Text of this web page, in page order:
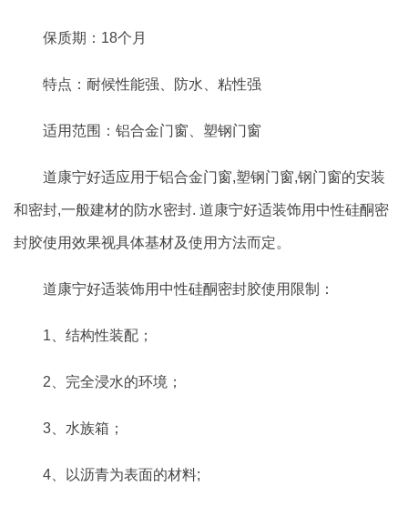
保质期：18个月
特点：耐候性能强、防水、粘性强
适用范围：铝合金门窗、塑钢门窗
道康宁好适应用于铝合金门窗,塑钢门窗,钢门窗的安装
和密封,一般建材的防水密封. 道康宁好适装饰用中性硅酮密
封胶使用效果视具体基材及使用方法而定。
道康宁好适装饰用中性硅酮密封胶使用限制：
1、结构性装配；
2、完全浸水的环境；
3、水族箱；
4、以沥青为表面的材料;